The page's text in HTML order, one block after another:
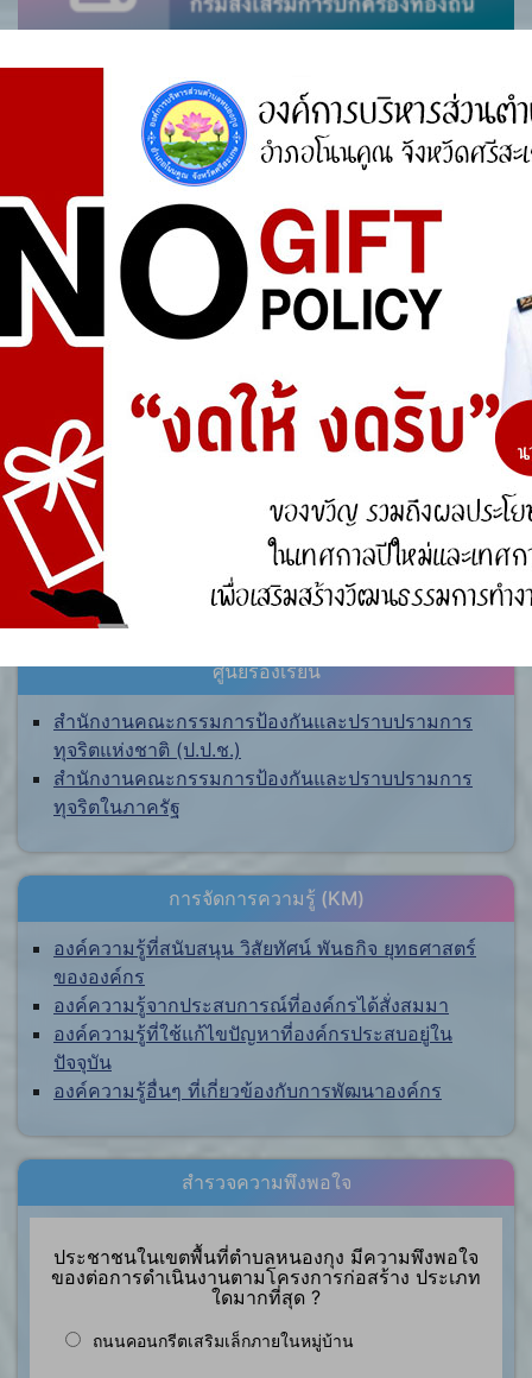
ศูนย์ร้องเรียน
สำนักงานคณะกรรมการป้องกันและปราบปรามการ
ทุจริตแห่งชาติ (ป.ป.ช.)
สำนักงานคณะกรรมการป้องกันและปราบปรามการ
ทุจริตในภาครัฐ
การจัดการความรู้ (KM)
องค์ความรู้ที่สนับสนุน วิสัยทัศน์ พันธกิจ ยุทธศาสตร์
ขององค์กร
องค์ความรู้จากประสบการณ์ที่องค์กรได้สั่งสมมา
องค์ความรู้ที่ใช้แก้ไขปัญหาที่องค์กรประสบอยู่ใน
ปัจจุบัน
องค์ความรู้อื่นๆ ที่เกี่ยวข้องกับการพัฒนาองค์กร
สำรวจความพึงพอใจ
ประชาชนในเขตพื้นที่ตำบลหนองกุง มีความพึงพอใจ
ของต่อการดำเนินงานตามโครงการก่อสร้าง ประเภท
ใดมากที่สุด ?
ถนนคอนกรีตเสริมเล็กภายในหมู่บ้าน